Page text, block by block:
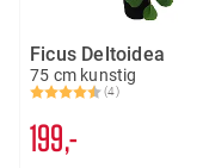
Ficus Deltoidea
75 cm kunstig
Karakter:
(4)
4.8 av 5 mulige
199,-